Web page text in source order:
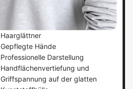
Haarglättner
Gepflegte Hände
Professionelle Darstellung
Handflächenvertiefung und
Griffspannung auf der glatten